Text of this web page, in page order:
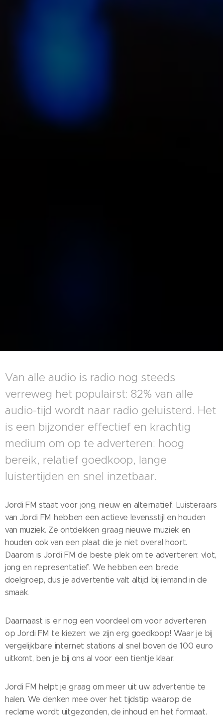
Van alle audio is radio nog steeds
verreweg het populairst: 82% van alle
audio-tijd wordt naar radio geluisterd. Het
is een bijzonder effectief en krachtig
medium om op te adverteren: hoog
bereik, relatief goedkoop, lange
luistertijden en snel inzetbaar.
Jordi FM staat voor jong, nieuw en alternatief. Luisteraars
van Jordi FM hebben een actieve levensstijl en houden
van muziek. Ze ontdekken graag nieuwe muziek en
houden ook van een plaat die je niet overal hoort.
Daarom is Jordi FM de beste plek om te adverteren: vlot,
jong en representatief. We hebben een brede
doelgroep, dus je advertentie valt altijd bij iemand in de
smaak.
Daarnaast is er nog een voordeel om voor adverteren
op Jordi FM te kiezen: we zijn erg goedkoop! Waar je bij
vergelijkbare internet stations al snel boven de 100 euro
uitkomt, ben je bij ons al voor een tientje klaar.
Jordi FM helpt je graag om meer uit uw advertentie te
halen. We denken mee over het tijdstip waarop de
reclame wordt uitgezonden, de inhoud en het formaat.